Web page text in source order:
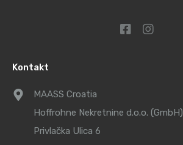
Kontakt
MAASS Croatia
Hoffrohne Nekretnine d.o.o. (GmbH)
Privlačka Ulica 6